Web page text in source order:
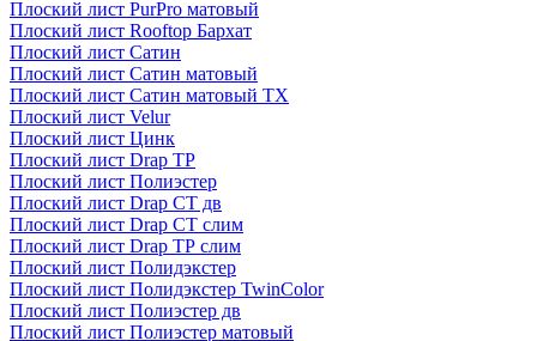
Плоский лист PurPro матовый
Плоский лист Rooftop Бархат
Плоский лист Сатин
Плоский лист Сатин матовый
Плоский лист Сатин матовый TX
Плоский лист Velur
Плоский лист Цинк
Плоский лист Drap ТР
Плоский лист Полиэстер
Плоский лист Drap СТ дв
Плоский лист Drap СТ слим
Плоский лист Drap ТР слим
Плоский лист Полидэкстер
Плоский лист Полидэкстер TwinColor
Плоский лист Полиэстер дв
Плоский лист Полиэстер матовый